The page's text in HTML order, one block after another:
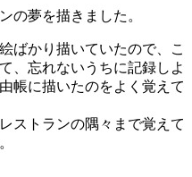
の夢を描きました。
ばかり描いていたので、こ
、忘れないうちに記録しよ
帳に描いたのをよく覚えて
ストランの隅々まで覚えて